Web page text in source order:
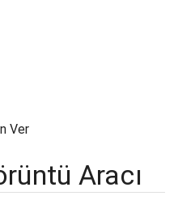
Ver
Aracı